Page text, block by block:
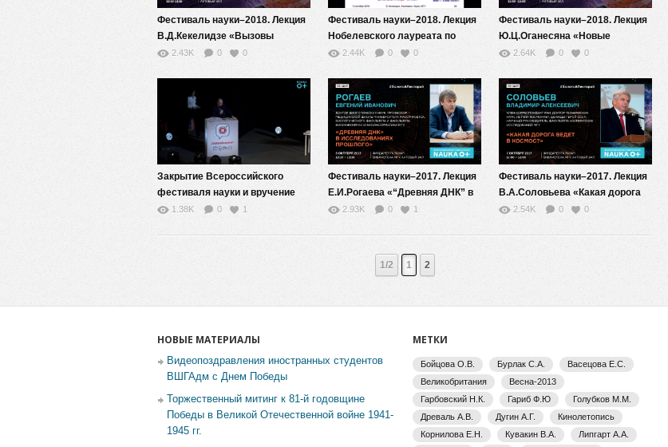
Фестиваль науки–2018. Лекция
В.Д.Кекелидзе «Вызовы
мегапроекта NICA»
2.43K 0 0
Фестиваль науки–2018. Лекция
Нобелевского лауреата по
физике 2017 года Кипа Торна
2.44K 0 0
Фестиваль науки–2018. Лекция
Ю.Ц.Оганесяна «Новые
сверхтяжелые элементы в
2.64K 0 0
Закрытие Всероссийского
фестиваля науки и вручение
наград. 14 октября 2018 года
1.38K 0 1
Фестиваль науки–2017. Лекция
Е.И.Рогаева «“Древняя ДНК” в
исследованиях прошлого»
2.93K 0 1
Фестиваль науки–2017. Лекция
В.А.Соловьева «Какая дорога
ведет в космос?»
2.54K 0 0
1/2 1 2
НОВЫЕ МАТЕРИАЛЫ
Видеопоздравления иностранных студентов
ВШГАдм с Днем Победы
Торжественный митинг к 81-й годовщине
Победы в Великой Отечественной войне 1941-
1945 гг.
МЕТКИ
Бойцова О.В. Бурлак С.А.
Васецова Е.С.
Великобритания
Весна-2013
Гарбовский Н.К.
Гариб Ф.Ю
Голубков М.М.
Древаль А.В.
Дугин А.Г.
Кинолетопись
Корнилова Е.Н.
Кувакин В.А. Липгарт А.А.